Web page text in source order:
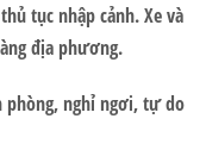
tục nhập cảnh. Xe và
địa phương.
phòng, nghỉ ngơi, tự do